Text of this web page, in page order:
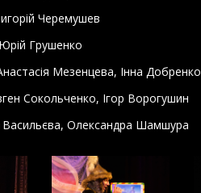
Черемушев
Грушенко
Мезенцева, Інна Добренко
Сокольченко, Ігор Ворогушин
Олександра Шамшура